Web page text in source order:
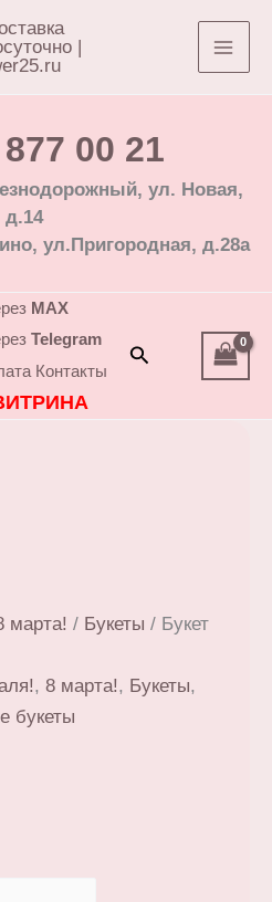
00 21
ул. Новая,
д.14
ул.Пригородная, д.28а
MAX
Telegram
Контакты
Поиск
марта! / Букеты / Букет
, 8 марта!, Букеты,
букеты